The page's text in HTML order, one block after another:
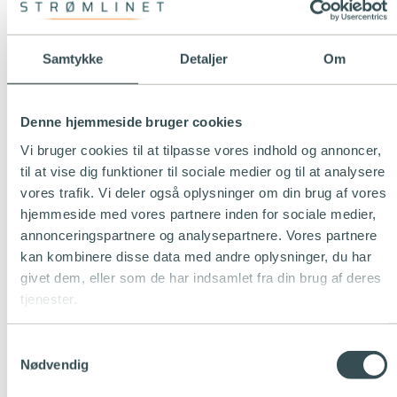
Samtykke Detaljer Om
Denne hjemmeside bruger cookies
Vi bruger cookies til at tilpasse vores indhold og annoncer,
til at vise dig funktioner til sociale medier og til at analysere
vores trafik. Vi deler også oplysninger om din brug af vores
hjemmeside med vores partnere inden for sociale medier,
annonceringspartnere og analysepartnere. Vores partnere
kan kombinere disse data med andre oplysninger, du har
givet dem, eller som de har indsamlet fra din brug af deres
tjenester.
Nødvendig
Strømlinet
Tillægspris
Elpriser
Energinet
Transmissions nettarif 5,375 øre./kWh
Systemtarif